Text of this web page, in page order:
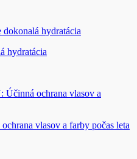
hydratácia
vlasov a farby počas leta